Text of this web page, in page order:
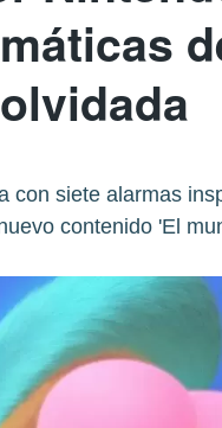
olvidada
con siete alarmas
contenido 'El